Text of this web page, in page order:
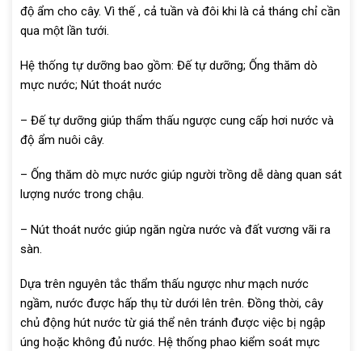
độ ẩm cho cây. Vì thế , cả tuần và đôi khi là cả tháng chỉ cần
qua một lần tưới.
Hệ thống tự dưỡng bao gồm: Đế tự dưỡng; Ống thăm dò
mực nước; Nút thoát nước
– Đế tự dưỡng giúp thẩm thấu ngược cung cấp hơi nước và
độ ẩm nuôi cây.
– Ống thăm dò mực nước giúp người trồng dễ dàng quan sát
lượng nước trong chậu.
– Nút thoát nước giúp ngăn ngừa nước và đất vương vãi ra
sàn.
Dựa trên nguyên tắc thẩm thấu ngược như mạch nước
ngầm, nước được hấp thụ từ dưới lên trên. Đồng thời, cây
chủ động hút nước từ giá thể nên tránh được việc bị ngập
úng hoặc không đủ nước. Hệ thống phao kiểm soát mực